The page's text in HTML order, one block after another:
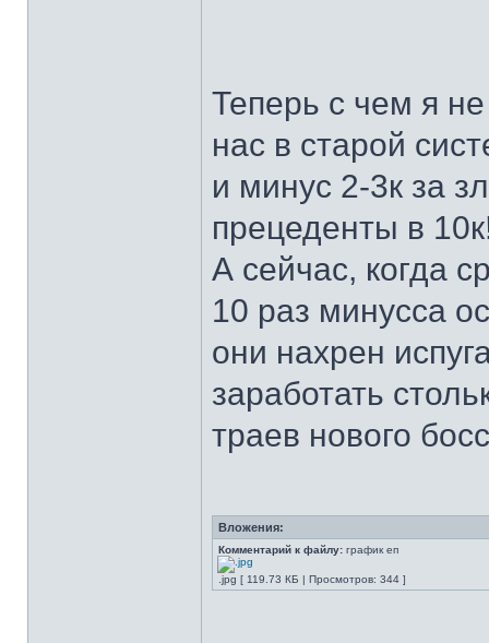
Теперь с чем я не
нас в старой
и минус 2-3к за
прецеденты в
А сейчас, когда
10 раз минусса
они нахрен
заработать
траев нового
Вложения:
Комментарий к файлу: график еп
.jpg [ 119.73 КБ | Просмотров: 344 ]